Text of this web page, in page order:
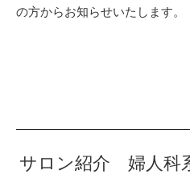
の方からお知らせいたします。
サロン紹介 婦人科